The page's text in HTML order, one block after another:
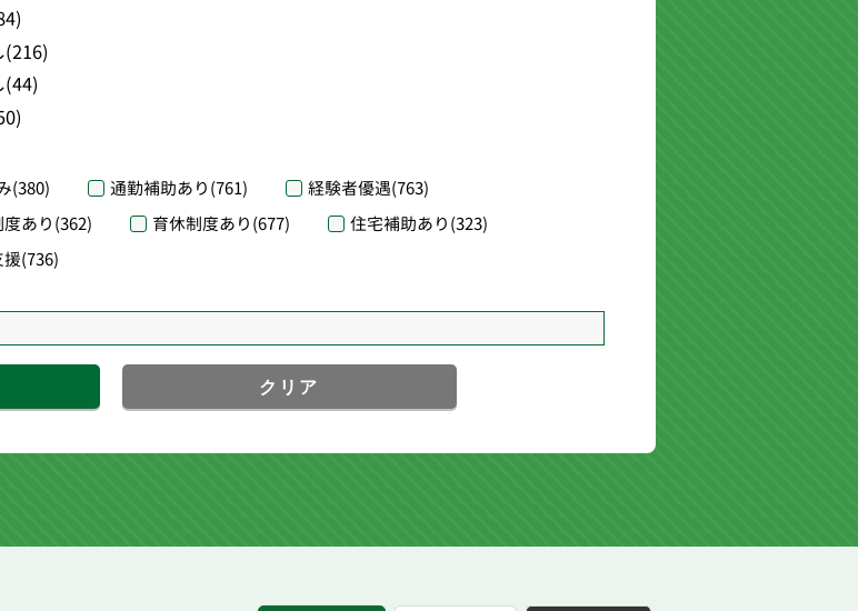
(216)
(44)
(380) 通勤補助あり(761) 経験者優遇(763)
あり(362) 育休制度あり(677) 住宅補助あり(323)
(736)
クリア